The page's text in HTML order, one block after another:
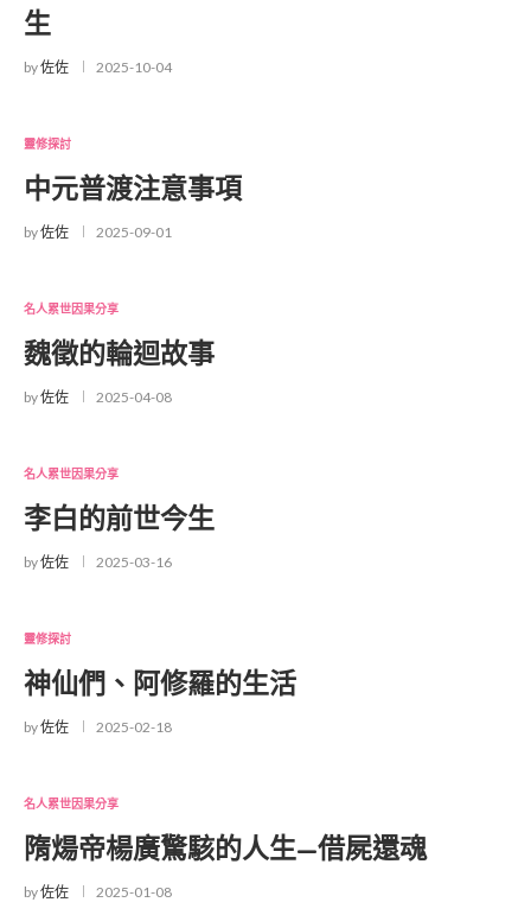
生
by佐佐 2025-10-04
靈修探討
中元普渡注意事項
by佐佐 2025-09-01
名人累世因果分享
魏徵的輪迴故事
by佐佐 2025-04-08
名人累世因果分享
李白的前世今生
by佐佐 2025-03-16
靈修探討
神仙們、阿修羅的生活
by佐佐 2025-02-18
名人累世因果分享
隋煬帝楊廣驚駭的人生—借屍還魂
by佐佐 2025-01-08